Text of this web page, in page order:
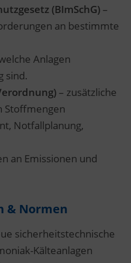
(BImSchG) –
an bestimmte
Anlagen
sind.
– zusätzliche
Stoffmengen
Notfallplanung,
an Emissionen und
& Normen
sicherheitstechnische
Kälteanlagen